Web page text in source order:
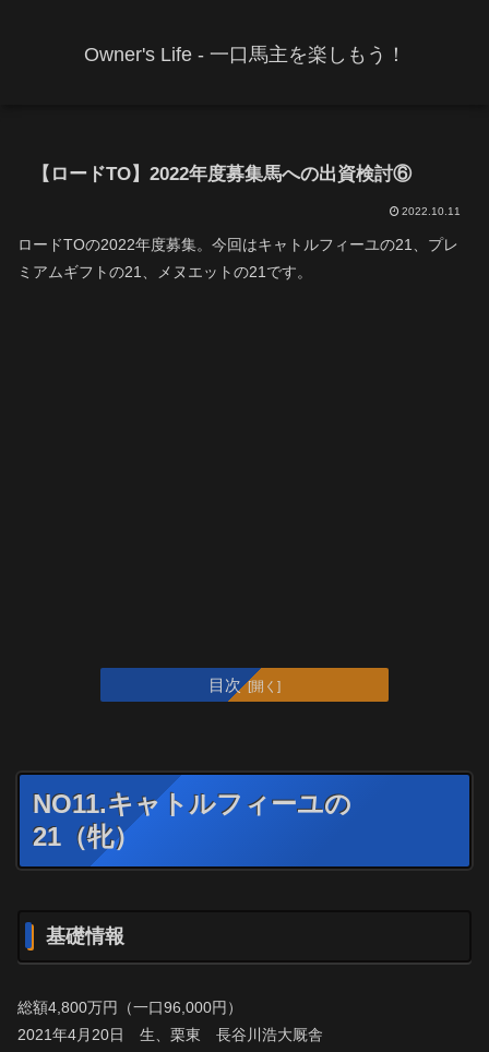
Owner's Life - 一口馬主を楽しもう！
【ロードTO】2022年度募集馬への出資検討⑥
2022.10.11
ロードTOの2022年度募集。今回はキャトルフィーユの21、プレ
ミアムギフトの21、メヌエットの21です。
目次
NO11.キャトルフィーユの
21（牝）
基礎情報
総額4,800万円（一口96,000円）
2021年4月20日 生、栗東 長谷川浩大厩舎